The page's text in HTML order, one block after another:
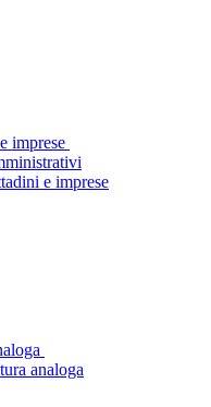
imprese
e imprese
analoga